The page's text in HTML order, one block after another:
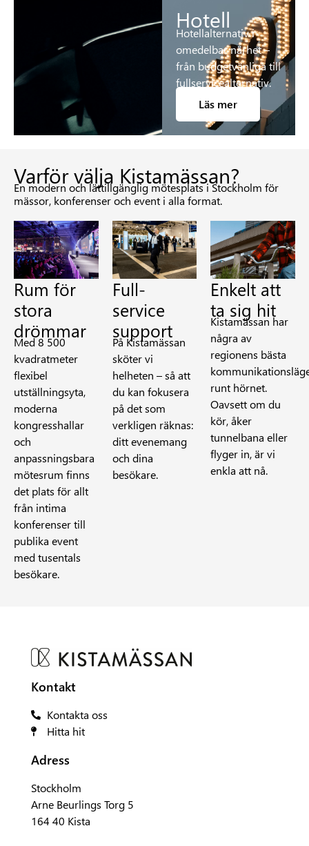
Hotell
Hotellalternativ i
omedelbar närhet –
från budgetvänliga till
fullservicealternativ.
Läs mer
Varför välja Kistamässan?
En modern och lättillgänglig mötesplats i Stockholm för
mässor, konferenser och event i alla format.
Rum för
stora
drömmar
Med 8 500
kvadratmeter
flexibel
utställningsyta,
moderna
kongresshallar
och
anpassningsbara
mötesrum finns
det plats för allt
från intima
konferenser till
publika event
med tusentals
besökare.
Full-
service
support
På Kistamässan
sköter vi
helheten – så att
du kan fokusera
på det som
verkligen räknas:
ditt evenemang
och dina
besökare.
Enkelt att
ta sig hit
Kistamässan har
några av
regionens bästa
runt hörnet.
Oavsett om du
kör, åker
tunnelbana eller
flyger in, är vi
enkla att nå.
Kontakt
Kontakta oss
Hitta hit
Adress
Stockholm
Arne Beurlings Torg 5
164 40 Kista